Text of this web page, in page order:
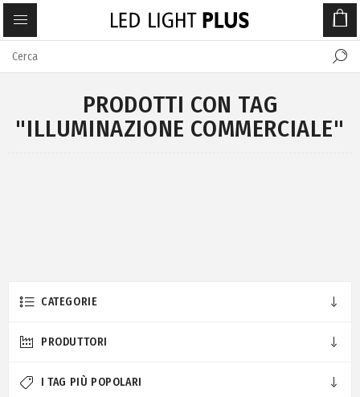
PRODOTTI CON TAG
"ILLUMINAZIONE COMMERCIALE"
CATEGORIE
PRODUTTORI
I TAG PIÙ POPOLARI